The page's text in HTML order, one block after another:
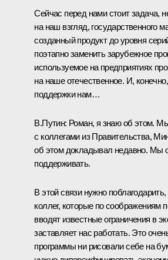
Сейчас перед нами стоит задача,
на наш взгляд, государственного
созданный продукт до уровня
поэтапно заменить зарубежное
используемое на предприятиях
на наше отечественное. И,
поддержки нам…
В.Путин: Роман, я знаю об этом.
с коллегами из Правительства,
об этом докладывал недавно. Мы
поддерживать.
В этой связи нужно
коллег, которые по соображениям
вводят известные ограничения в
заставляет нас работать. Это
программы ни рисовали себе на